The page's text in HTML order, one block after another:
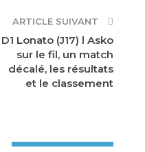
ARTICLE SUIVANT
D1 Lonato (J17) l Asko
sur le fil, un match
décalé, les résultats
et le classement